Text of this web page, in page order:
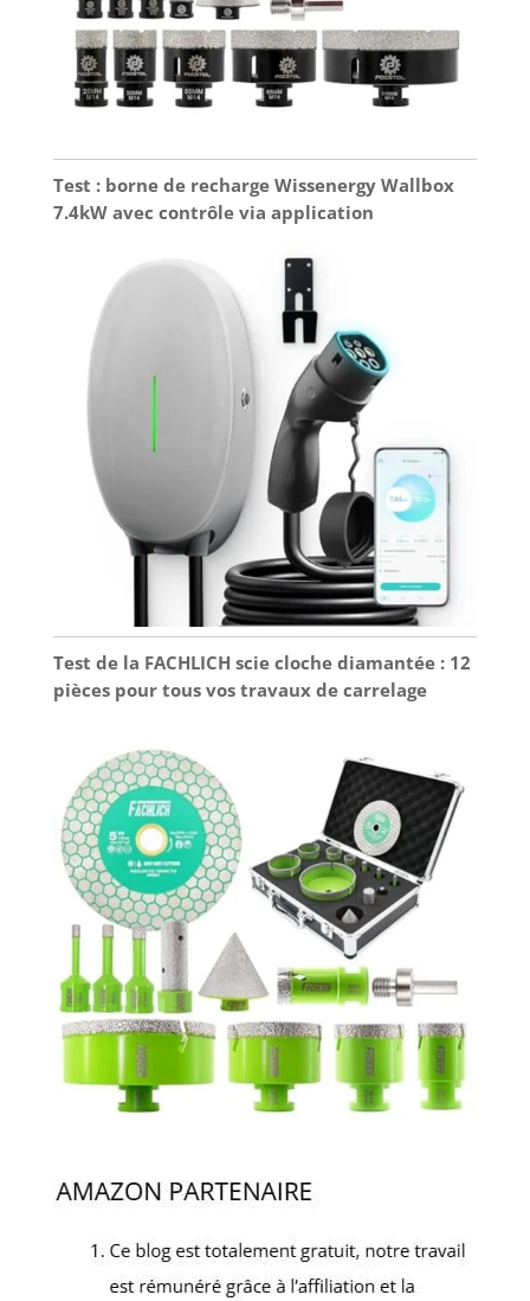
Test : borne de recharge Wissenergy Wallbox
7.4kW avec contrôle via application
Test de la FACHLICH scie cloche diamantée : 12
pièces pour tous vos travaux de carrelage